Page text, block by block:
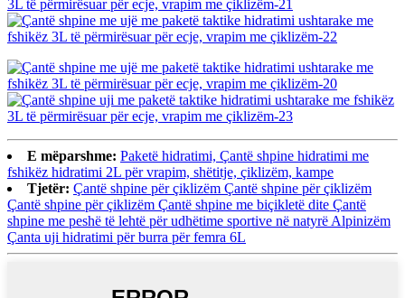
E mëparshme: Paketë hidratimi, Çantë shpine hidratimi me
fshikëz hidratimi 2L për vrapim, shëtitje, çiklizëm, kampe
Tjetër: Çantë shpine për çiklizëm Çantë shpine për çiklizëm
Çantë shpine për çiklizëm Çantë shpine me biçikletë dite Çantë
shpine me peshë të lehtë për udhëtime sportive në natyrë Alpinizëm
Çanta uji hidratimi për burra për femra 6L